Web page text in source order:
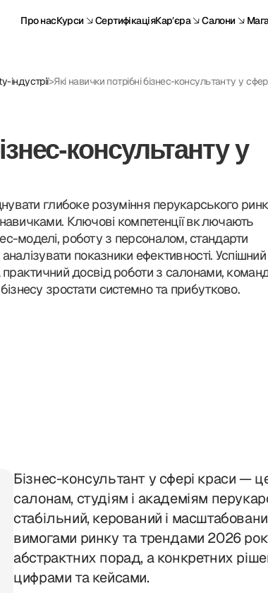
Про насКурси СертифікаціяКарʼєра Салони
індустрії>Які навички потрібні бізнес-консультанту у
консультанту у
глибоке розуміння перукарського
Ключові компетенції включають
моделі, роботу з персоналом, стандарти
показники ефективності. Успішний
досвід роботи з салонами,
зростати системно та прибутково.
Бізнес-консультант у сфері краси —
салонам, студіям і академіям
стабільний, керований і
вимогами ринку та трендами 2026
абстрактних порад, а конкретних
цифрами та кейсами.